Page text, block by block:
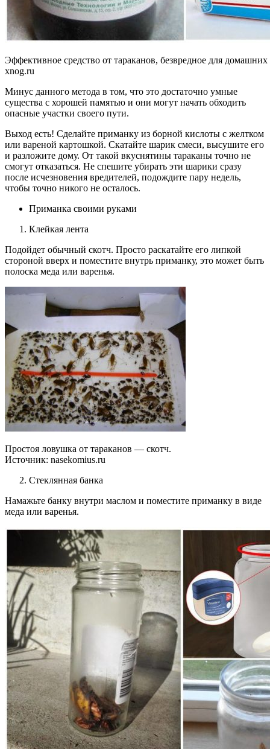
Эффективное средство от тараканов, безвредное для
xnog.ru
Минус данного метода в том, что это достаточно умные
существа с хорошей памятью и они могут начать обходить
опасные участки своего пути.
Выход есть! Сделайте приманку из борной кислоты с желтком
или вареной картошкой. Скатайте шарик смеси, высушите его
и разложите дому. От такой вкуснятины тараканы точно не
смогут отказаться. Не спешите убирать эти шарики сразу
после исчезновения вредителей, подождите пару недель,
чтобы точно никого не осталось.
Приманка своими руками
Клейкая лента
Подойдет обычный скотч. Просто раскатайте его липкой
стороной вверх и поместите внутрь приманку, это может быть
полоска меда или варенья.
Простоя ловушка от тараканов — скотч.
Источник: nasekomius.ru
Стеклянная банка
Намажьте банку внутри маслом и поместите приманку в виде
меда или варенья.